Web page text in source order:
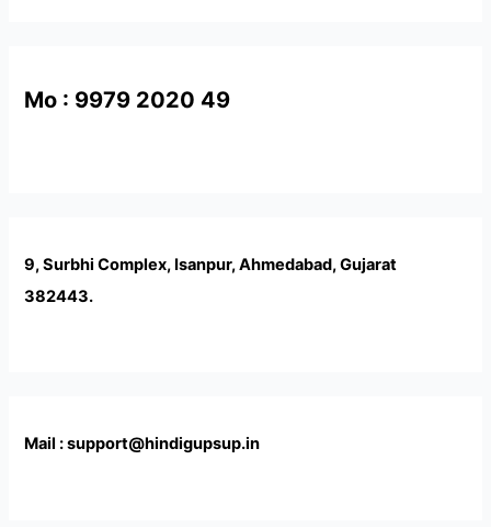
Mo : 9979 2020 49
9, Surbhi Complex, Isanpur, Ahmedabad, Gujarat
382443.
Mail : support@hindigupsup.in